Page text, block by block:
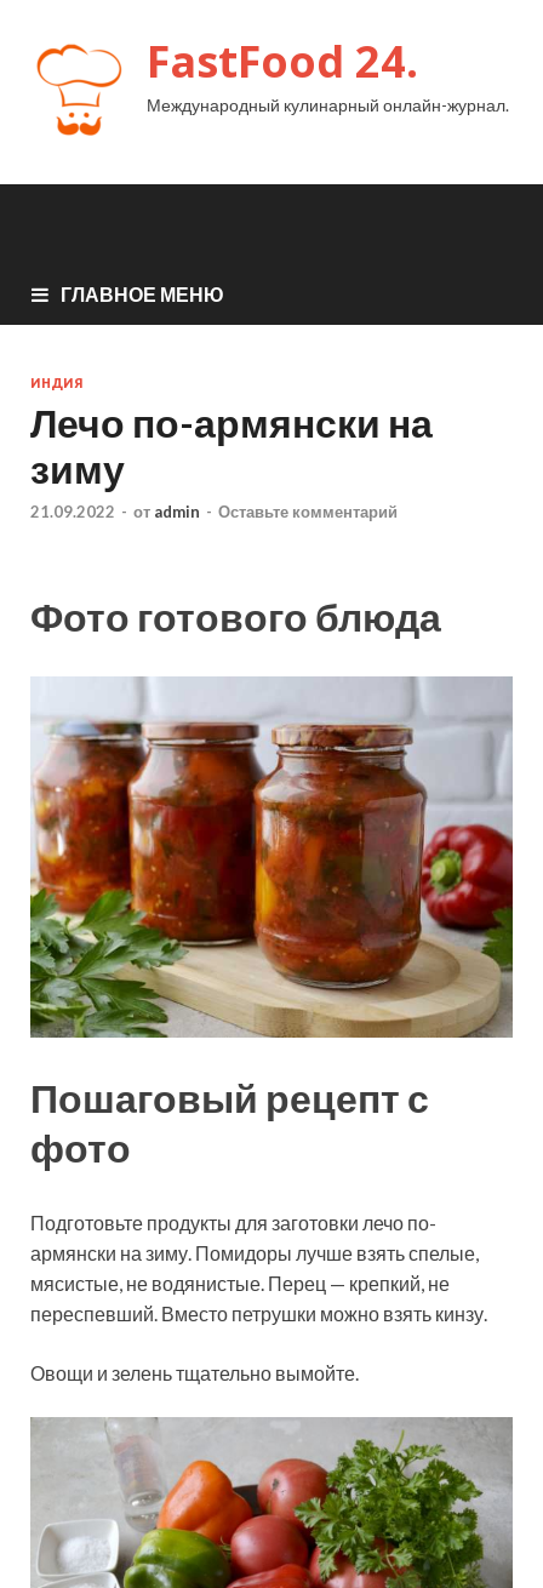
FastFood 24.
Международный кулинарный онлайн-журнал.
ГЛАВНОЕ МЕНЮ
ИНДИЯ
Лечо по-армянски на
зиму
21.09.2022 - от admin - Оставьте комментарий
Фото готового блюда
Пошаговый рецепт с
фото
Подготовьте продукты для заготовки лечо по-
армянски на зиму. Помидоры лучше взять спелые,
мясистые, не водянистые. Перец — крепкий, не
переспевший. Вместо петрушки можно взять кинзу.
Овощи и зеленьтщательно вымойте.